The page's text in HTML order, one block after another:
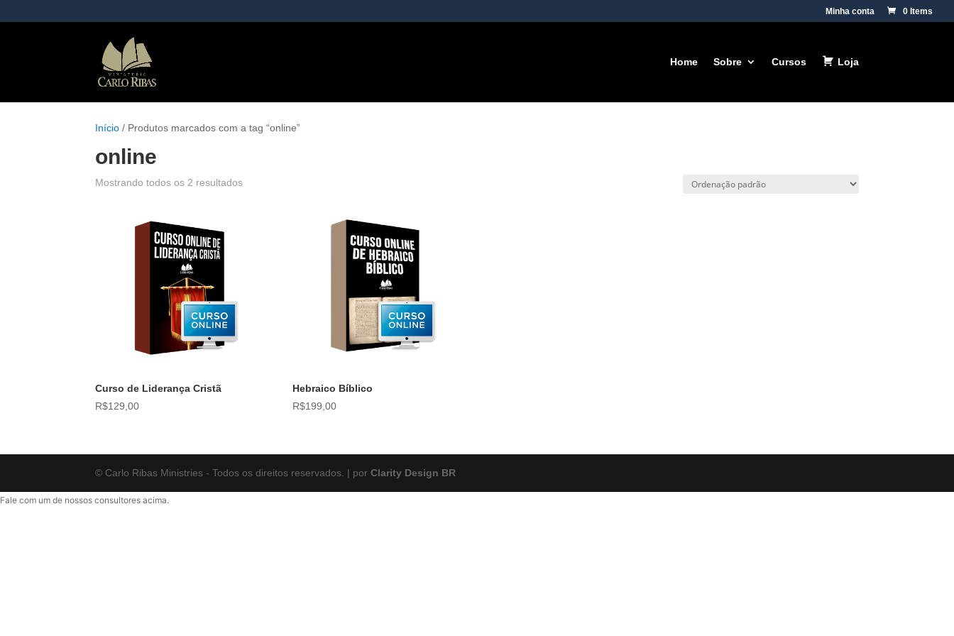
Minha conta 0 Items
Home Sobre Cursos Loja
Início / Produtos marcados com a tag “online”
online
Mostrando todos os 2 resultados
Curso de Liderança Cristã
R$129,00
Hebraico Bíblico
R$199,00
© Carlo Ribas Ministries - Todos os direitos reservados. | porClarity Design BR
Fale com um de nossos consultores acima.